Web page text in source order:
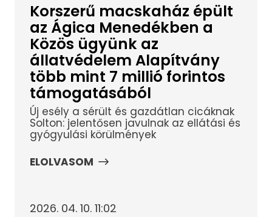
Korszerű macskaház épült
az Ágica Menedékben a
Közös ügyünk az
állatvédelem Alapítvány
több mint 7 millió forintos
támogatásából
Új esély a sérült és gazdátlan cicáknak
Solton: jelentősen javulnak az ellátási és
gyógyulási körülmények
ELOLVASOM
2026. 04. 10. 11:02